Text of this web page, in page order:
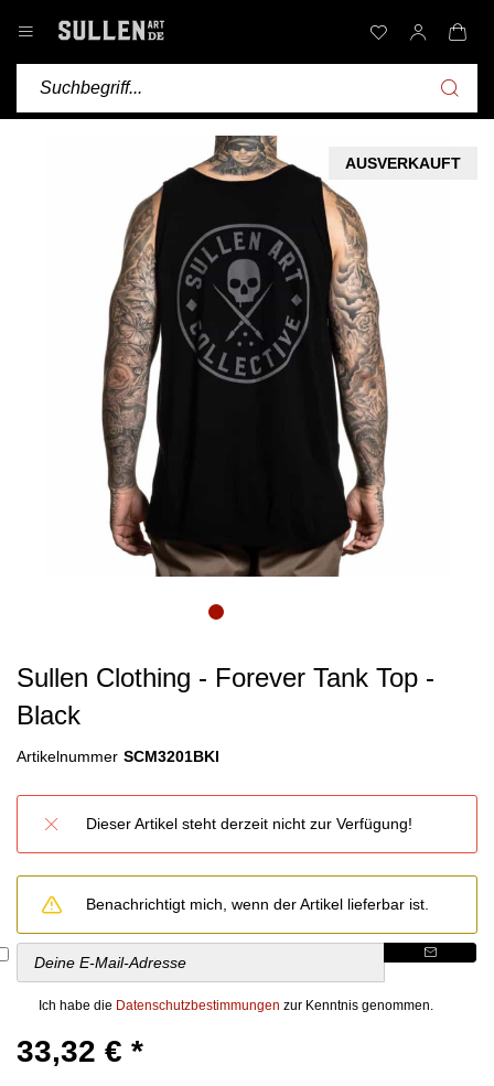
AUSVERKAUFT
Sullen Clothing - Forever Tank Top -
Black
Artikelnummer SCM3201BKl
Dieser Artikel steht derzeit nicht zur Verfügung!
Benachrichtigt mich, wenn der Artikel lieferbar ist.
Ich habe die Datenschutzbestimmungen zur Kenntnis genommen.
33,32 € *